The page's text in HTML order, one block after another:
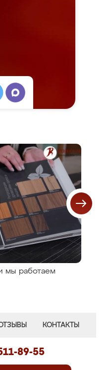
мы работаем
КОНТАКТЫ
89-55